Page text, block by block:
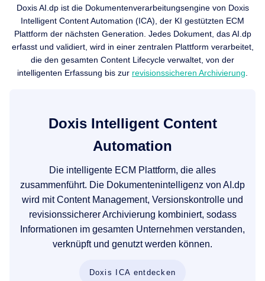
Doxis AI.dp ist die Dokumentenverarbeitungsengine von Doxis
Intelligent Content Automation (ICA), der KI gestützten ECM
Plattform der nächsten Generation. Jedes Dokument, das AI.dp
erfasst und validiert, wird in einer zentralen Plattform verarbeitet,
die den gesamten Content Lifecycle verwaltet, von der
intelligenten Erfassung bis zur revisionssicheren Archivierung
Doxis Intelligent Content
Automation
Die intelligente ECM Plattform, die alles
zusammenführt. Die Dokumentenintelligenz von AI.dp
wird mit Content Management, Versionskontrolle und
revisionssicherer Archivierung kombiniert, sodass
Informationen im gesamten Unternehmen verstanden,
verknüpft und genutzt werden können.
Doxis ICA entdecken